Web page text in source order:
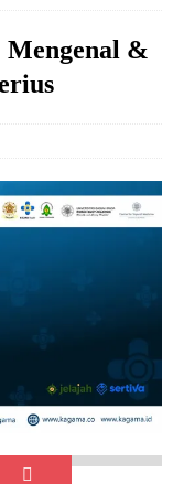
Mengenal &